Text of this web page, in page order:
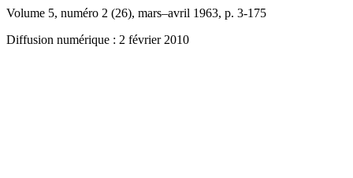
Volume 5, numéro 2 (26), mars–avril 1963, p. 3-175
Diffusion numérique : 2 février 2010